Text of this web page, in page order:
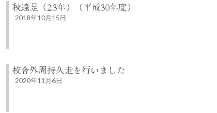
秋遠足（2.3年）（平成30年度）
2018年10月15日
校舎外周持久走を行いました
2020年11月6日